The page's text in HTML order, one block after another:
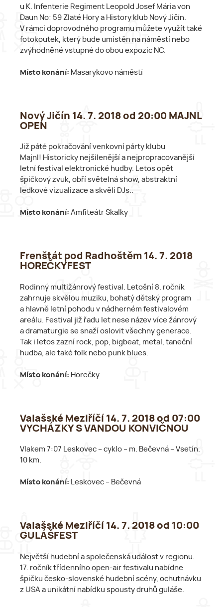
u K. Infenterie Regiment Leopold Josef Mária von
Daun No: 59 Zlaté Hory a History klub Nový Jičín.
V rámci doprovodného programu můžete využít také
fotokoutek, který bude umístěn na náměstí nebo
zvýhodněné vstupné do obou expozic NC.
Místo konání: Masarykovo náměstí
Nový Jičín 14. 7. 2018 od 20:00 MAJNL
OPEN
Již páté pokračování venkovní párty klubu
Majnl! Historicky nejšílenější a nejpropracovanější
letní festival elektronické hudby. Letos opět
špičkový zvuk, obří světelná show, abstraktní
ledkové vizualizace a skvělí DJs..
Místo konání: Amfiteátr Skalky
Frenštát pod Radhoštěm 14. 7. 2018
HOREČKYFEST
Rodinný multižánrový festival. Letošní 8. ročník
zahrnuje skvělou muziku, bohatý dětský program
a hlavně letní pohodu v nádherném festivalovém
areálu. Festival již řadu let nese název více žánrový
a dramaturgie se snaží oslovit všechny generace.
Tak i letos zazní rock, pop, bigbeat, metal, taneční
hudba, ale také folk nebo punk blues.
Místo konání: Horečky
Valašské Meziříčí 14. 7. 2018 od 07:00
VYCHÁZKY S VANDOU KONVIČNOU
Vlakem 7:07 Leskovec – cyklo – m. Bečevná – Vsetín.
10 km.
Místo konání: Leskovec – Bečevná
Valašské Meziříčí 14. 7. 2018 od 10:00
GULÁŠFEST
Největší hudební a společenská událost v regionu.
17. ročník třídenního open-air festivalu nabídne
špičku česko-slovenské hudební scény, ochutnávku
z USA a unikátní nabídku spousty druhů guláše.